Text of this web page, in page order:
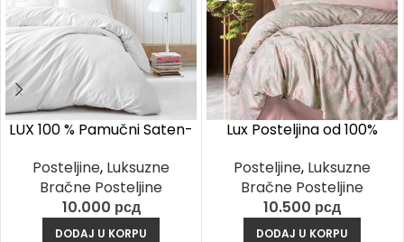
LUX 100 % Pamučni Saten-
Posteljine, Luksuzne
Bračne Posteljine
10.000 рсд
DODAJ U KORPU
Lux Posteljina od 100%
Betula Puder
Posteljine, Luksuzne
Bračne Posteljine
10.500 рсд
DODAJ U KORPU